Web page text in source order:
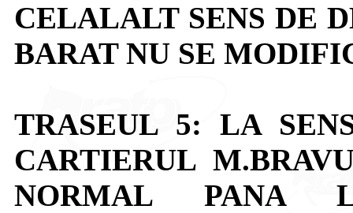
CELALALT SENS DE
BARAT NU SE
TRASEUL 5: LA
CARTIERUL
NORMAL PANA